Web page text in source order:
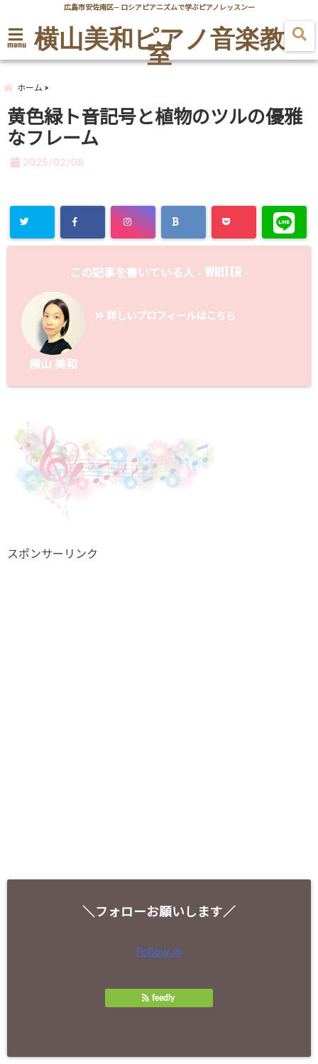
広島市安佐南区― ロシアピアニズムで学ぶピアノレッスンー
menu 横山美和ピアノ音楽教
室
ホーム
黄色緑ト音記号と植物のツルの優雅
なフレーム
2025/02/08
この記事を書いている人 - WRITER -
横山 美和
詳しいプロフィールはこちら
スポンサーリンク
＼フォローお願いします／
Follow @
feedly